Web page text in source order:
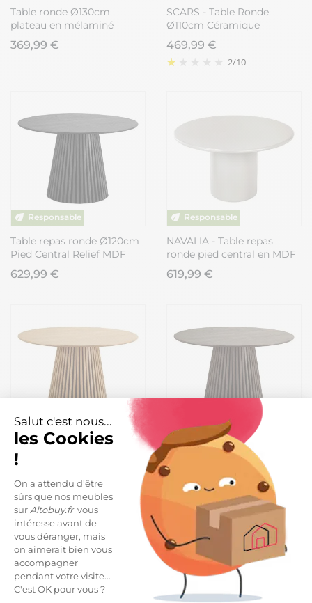
Salut c'est nous...
les Cookies
!
On a attendu d'être
sûrs que nos meubles
surAltobuy.frvous
intéresse avant de
vous déranger, mais
on aimerait bien vous
accompagner
pendant votre visite...
C'est OK pour vous ?
Table ronde Ø130cm
plateau en mélaminé
imitation chêne moyen et
pieds design en métal
369,99 €
SCARS - Table Ronde
Ø110cm Céramique
Blanche Motif Craquelures
469,99 €
2/10
Table repas ronde Ø120cm
Pied Central Relief MDF
Placage Chêne noir -
DUBLIN
629,99 €
NAVALIA - Table repas
ronde pied central en MDF
laqué sable
619,99 €
Table repas ronde Ø120cm
Pied Central Relief MDF
Placage Chêne clair -
DUBLIN
599,99 €
Table repas ronde Ø120cm
Pied Central Relief MDF
Placage Chêne fumé -
DUBLIN
629,99 €